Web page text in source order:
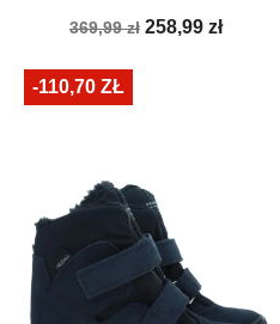
Cena
369,99 zł Cena
258,99 zł
-110,70 ZŁ